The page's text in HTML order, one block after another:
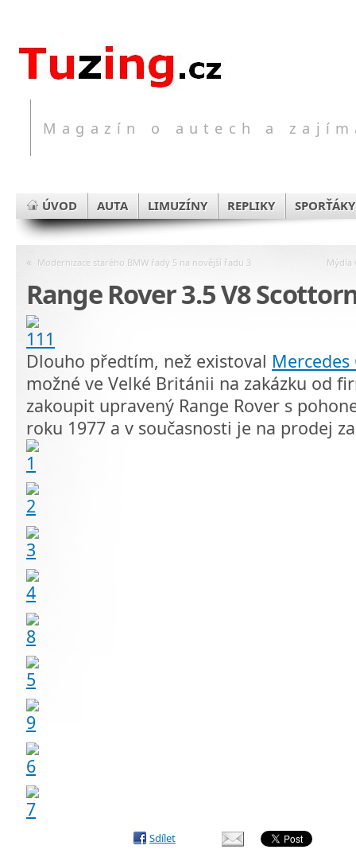
Magazín o autech a
ÚVOD AUTA LIMUZÍNY REPLIKY SPORŤÁKY
« Modernizace starého BMW řady 5 na novější řadu 3 Mýdla
Range Rover 3.5 V8
Dlouho předtím, než existoval Mercedes
možné ve Velké Británii na zakázku od
zakoupit upravený Range Rover s
roku 1977 a v současnosti je na prodej
Sdílet